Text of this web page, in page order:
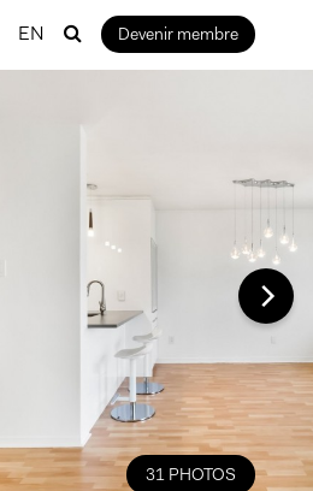
EN Devenir membre
31 PHOTOS